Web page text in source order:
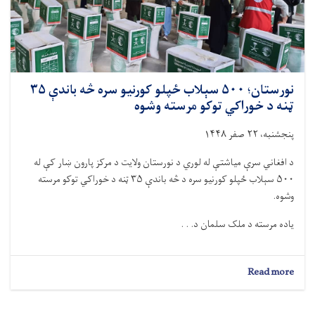
نورستان؛ ۵۰۰ سېلاب ځپلو کورنیو سره څه باندې ۳۵
ټنه د خوراکي توکو مرسته وشوه
پنجشنبه، ۲۲ صفر ۱۴۴۸
د افغاني سرې میاشتې له لوري د نورستان ولایت د مرکز پارون ښار کې له
۵۰۰ سېلاب ځپلو کورنیو سره د څه باندې ۳۵ ټنه د خوراکي توکو مرسته
وشوه.
یاده مرسته د ملک سلمان د. . .
Read more
نورستان؛